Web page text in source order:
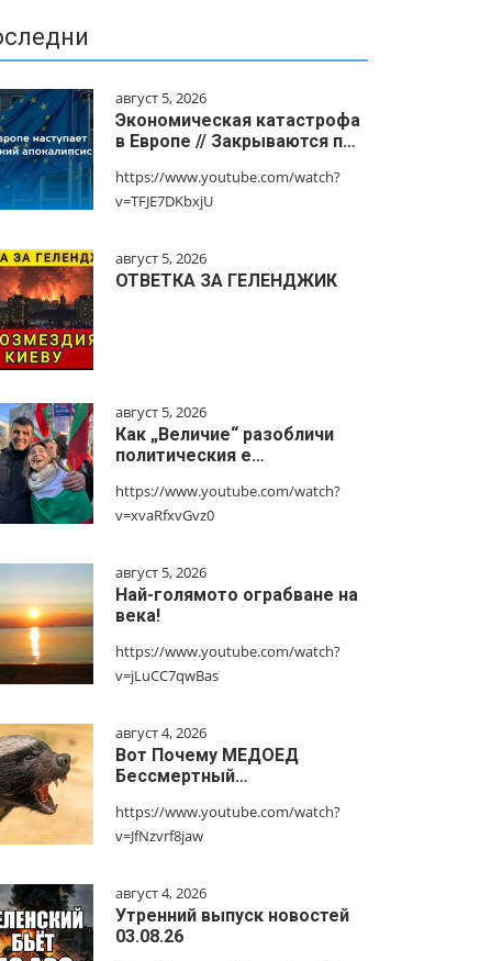
август 5, 2026
Экономическая катастрофа
в Европе // Закрываются п…
https://www.youtube.com/watch?
v=TFJE7DKbxjU
август 5, 2026
ОТВЕТКА ЗА ГЕЛЕНДЖИК
август 5, 2026
Как „Величие“ разобличи
политическия е…
https://www.youtube.com/watch?
v=xvaRfxvGvz0
август 5, 2026
Най-голямото ограбване на
века!
https://www.youtube.com/watch?
v=jLuCC7qwBas
август 4, 2026
Вот Почему МЕДОЕД
Бессмертный…
https://www.youtube.com/watch?
v=JfNzvrf8jaw
август 4, 2026
Утренний выпуск новостей
03.08.26